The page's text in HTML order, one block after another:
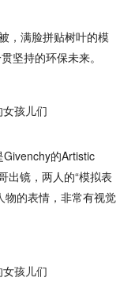
，满脸拼贴树叶的模
坚持的环保未来。
的Artistic
出镜，两人的“模拟表
物的表情，非常有视觉